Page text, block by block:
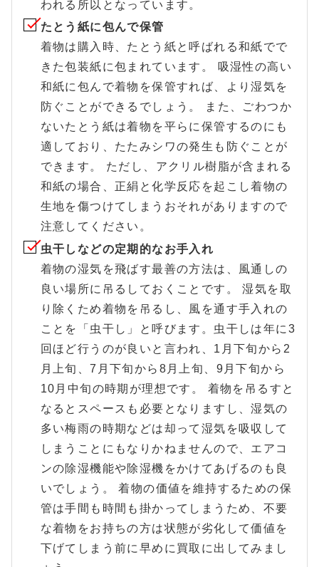
われる所以となっています。
たとう紙に包んで保管
着物は購入時、たとう紙と呼ばれる和紙でで
きた包装紙に包まれています。 吸湿性の高い
和紙に包んで着物を保管すれば、より湿気を
防ぐことができるでしょう。 また、ごわつか
ないたとう紙は着物を平らに保管するのにも
適しており、たたみシワの発生も防ぐことが
できます。 ただし、アクリル樹脂が含まれる
和紙の場合、正絹と化学反応を起こし着物の
生地を傷つけてしまうおそれがありますので
注意してください。
虫干しなどの定期的なお手入れ
着物の湿気を飛ばす最善の方法は、風通しの
良い場所に吊るしておくことです。 湿気を取
り除くため着物を吊るし、風を通す手入れの
ことを「虫干し」と呼びます。虫干しは年に3
回ほど行うのが良いと言われ、1月下旬から2
月上旬、7月下旬から8月上旬、9月下旬から
10月中旬の時期が理想です。 着物を吊るすと
なるとスペースも必要となりますし、湿気の
多い梅雨の時期などは却って湿気を吸収して
しまうことにもなりかねませんので、エアコ
ンの除湿機能や除湿機をかけてあげるのも良
いでしょう。 着物の価値を維持するための保
管は手間も時間も掛かってしまうため、不要
な着物をお持ちの方は状態が劣化して価値を
下げてしまう前に早めに買取に出してみまし